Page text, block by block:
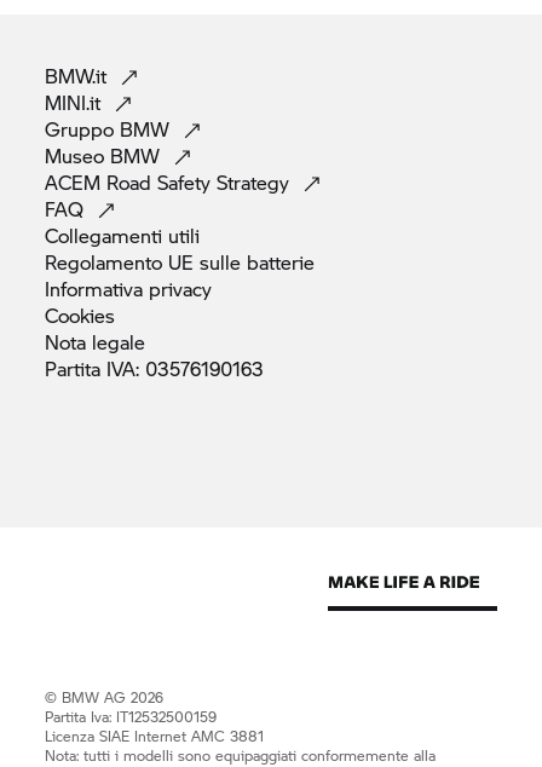
BMW.it
MINI.it
Gruppo BMW
Museo BMW
ACEM Road SafetyStrategy
FAQ
Collegamenti utili
Regolamento UE sulle batterie
Informativa privacy
Cookies
Nota legale
Partita IVA: 03576190163
© BMW AG 2026
Partita Iva: IT12532500159
Licenza SIAE Internet AMC 3881
Nota: tutti i modelli sono equipaggiati conformemente alla